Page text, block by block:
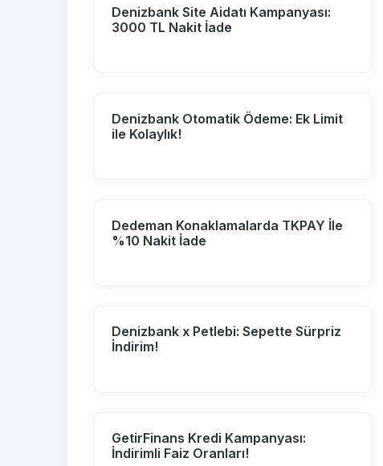
Denizbank Site Aidatı Kampanyası:
3000 TL Nakit İade
Denizbank Otomatik Ödeme: Ek Limit
ile Kolaylık!
Dedeman Konaklamalarda TKPAY İle
%10 Nakit İade
Denizbank x Petlebi: Sepette Sürpriz
İndirim!
GetirFinans Kredi Kampanyası:
İndirimli Faiz Oranları!